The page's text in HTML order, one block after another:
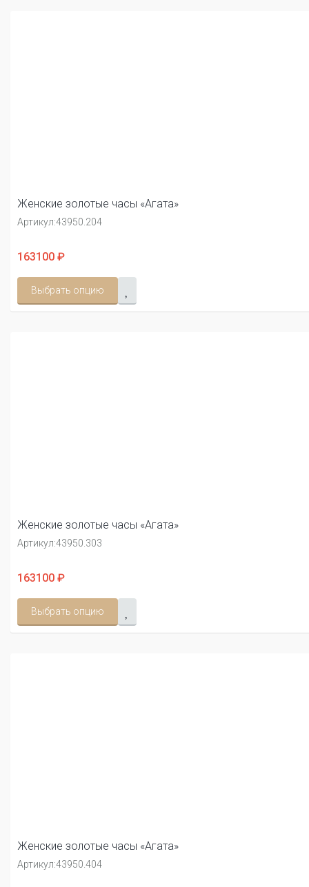
Женские золотые часы «Агата»
Артикул:43950.204
163100 ₽
Выбрать опцию
Женские золотые часы «Агата»
Артикул:43950.303
163100 ₽
Выбрать опцию
Женские золотые часы «Агата»
Артикул:43950.404